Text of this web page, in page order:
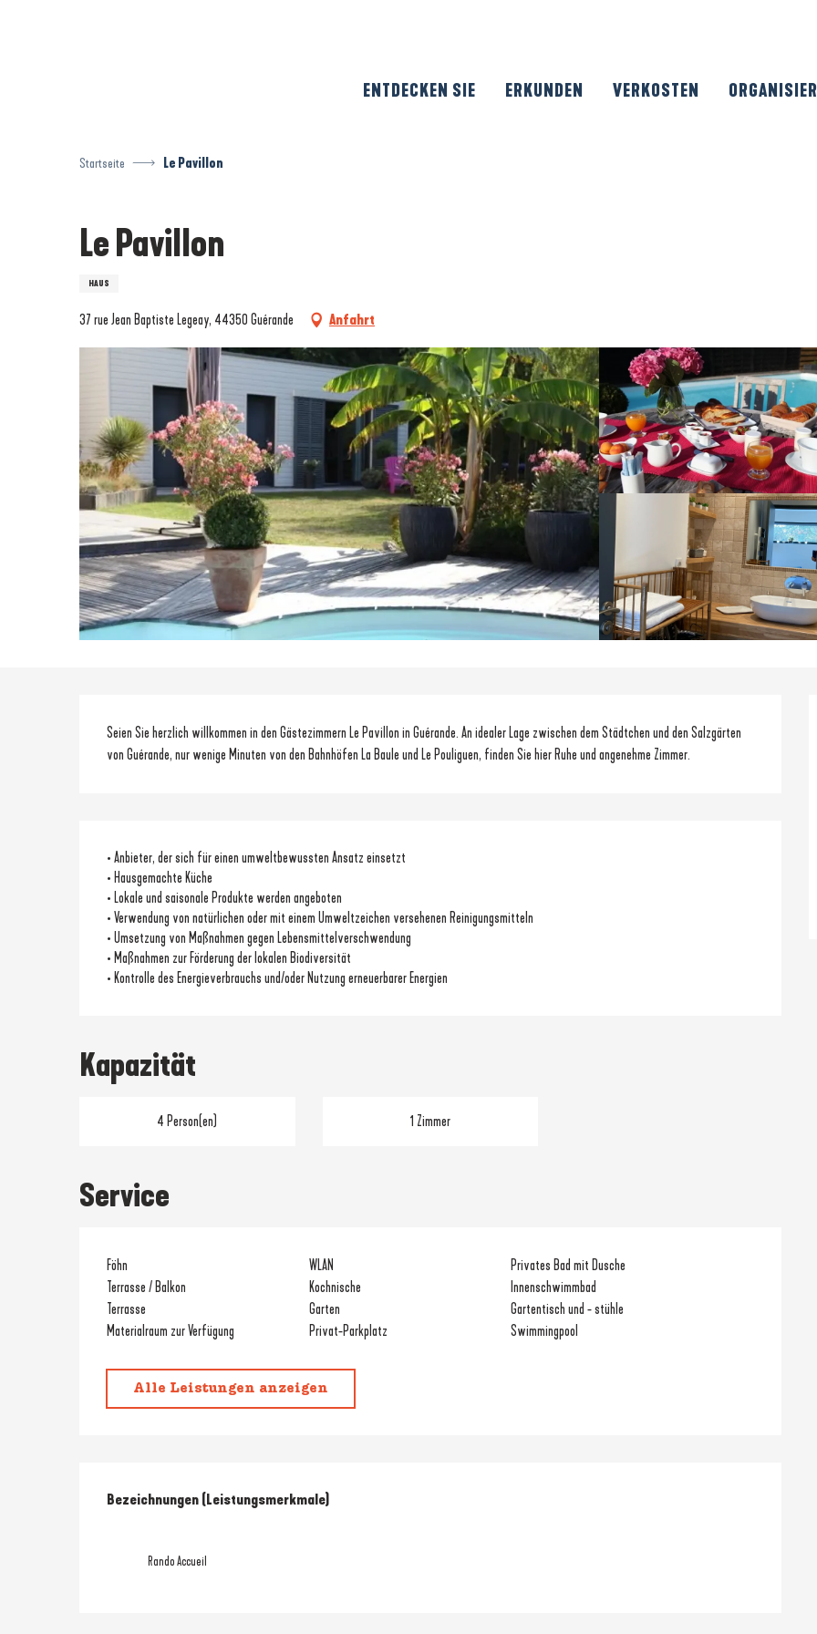
ENTDECKEN SIE ERKUNDEN VERKOSTEN
Startseite Le Pavillon
Le Pavillon
HAUS
37 rue Jean Baptiste Legeay, 44350 Guérande Anfahrt
Beschreibung
Seien Sie herzlich willkommen in den Gästezimmern Le Pavillon in Guérande. An idealer Lage zwischen dem Städtchen und den Salzgärten
von Guérande, nur wenige Minuten von den Bahnhöfen La Baule und Le Pouliguen, finden Sie hier Ruhe und angenehme Zimmer.
• Anbieter, der sich für einen umweltbewussten Ansatz einsetzt
• Hausgemachte Küche
• Lokale und saisonale Produkte werden angeboten
• Verwendung von natürlichen oder mit einem Umweltzeichen versehenen Reinigungsmitteln
• Umsetzung von Maßnahmen gegen Lebensmittelverschwendung
• Maßnahmen zur Förderung der lokalen Biodiversität
• Kontrolle des Energieverbrauchs und/oder Nutzung erneuerbarer Energien
Kapazität
4 Person(en) 1 Zimmer
Service
Föhn WLAN
Privates Bad mit Dusche
Terrasse / Balkon
Kochnische
Innenschwimmbad
Terrasse
Garten
Gartentisch und - stühle
Materialraum zur Verfügung
Privat-Parkplatz Swimmingpool
Alle Leistungen anzeigen
Leistungensmöglichkeiten
Bezeichnungen (Leistungsmerkmale)
Bezeichnungen (Leistungsmerkmale)
Rando Accueil